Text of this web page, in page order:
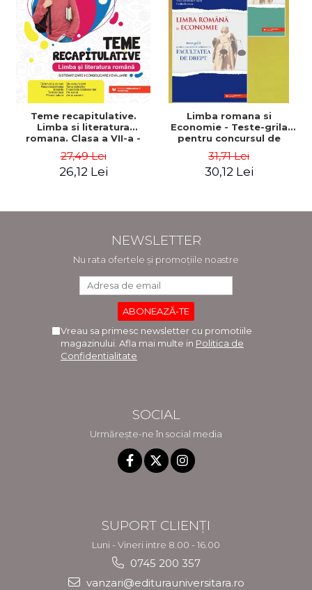
Teme recapitulative.
Limba si literatura
romana. Clasa a VII-a -
consolidare, evaluare -
Mihaela Dobos
27,49 Lei
26,12 Lei
Limba romana si
Economie - Teste-grila
pentru concursul de
de Drept + Supliment
Macroeconomie - Anca
31,71 Lei
30,12 Lei
NEWSLETTER
Nu rata ofertele și promoțiile noastre
Vreau sa primesc newsletter cu promotiile
magazinului. Afla mai multe in Politica de
Confidentialitate
SOCIAL
Urmărește-ne în social media
SUPORT CLIENȚI
Luni - Vineri intre 8.00 - 16.00
0745 200 357
vanzari@editurauniversitara.ro